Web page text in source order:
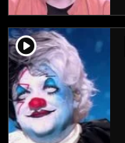
player2